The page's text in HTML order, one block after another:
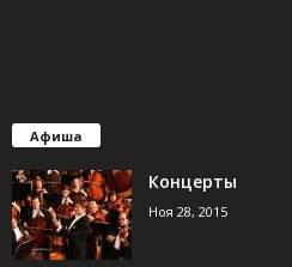
Афиша
Концерты
Ноя 28, 2015